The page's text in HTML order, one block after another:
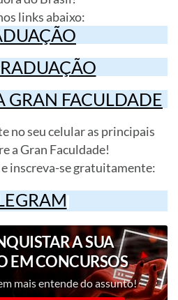
links abaixo:
GRAN FACULDADE
no seu celular as principais
a Gran Faculdade!
inscreva-se gratuitamente:
A SUA
EM CONCURSOS
mais entende do assunto!